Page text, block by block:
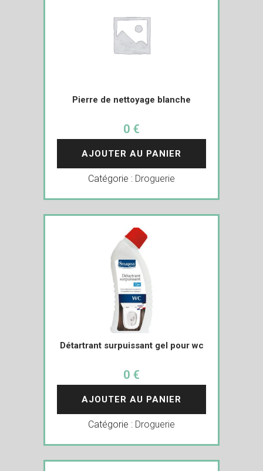
Pierre de nettoyage blanche
0 €
AJOUTER AU PANIER
Catégorie : Droguerie
Détartrant surpuissant gel pour wc
0 €
AJOUTER AU PANIER
Catégorie : Droguerie